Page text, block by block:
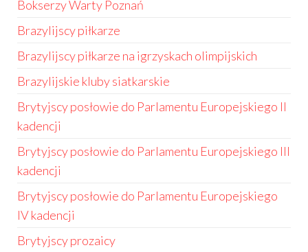
Bokserzy Warty Poznań
Brazylijscy piłkarze
Brazylijscy piłkarze na igrzyskach olimpijskich
Brazylijskie kluby siatkarskie
Brytyjscy posłowie do Parlamentu Europejskiego II
kadencji
Brytyjscy posłowie do Parlamentu Europejskiego III
kadencji
Brytyjscy posłowie do Parlamentu Europejskiego
IV kadencji
Brytyjscy prozaicy